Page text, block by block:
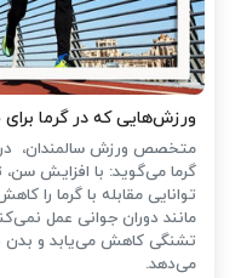
ورزش‌هایی که در گرما
متخصص ورزش سالمندان،
گرما می‌گوید: با افزایش
توانایی مقابله با گرما
مانند دوران جوانی عمل
تشنگی کاهش می‌یابد و بدن
می‌دهد.